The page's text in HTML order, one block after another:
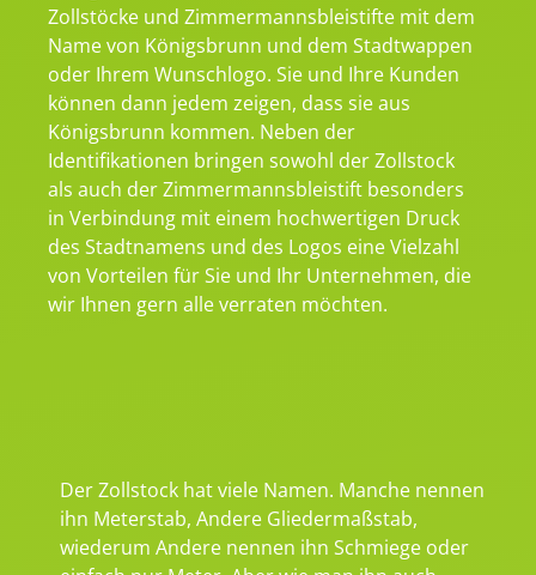
Zollstöcke und Zimmermannsbleistifte mit dem
Name von Königsbrunn und dem Stadtwappen
oder Ihrem Wunschlogo. Sie und Ihre Kunden
können dann jedem zeigen, dass sie aus
Königsbrunn kommen. Neben der
Identifikationen bringen sowohl der Zollstock
als auch der Zimmermannsbleistift besonders
in Verbindung mit einem hochwertigen Druck
des Stadtnamens und des Logos eine Vielzahl
von Vorteilen für Sie und Ihr Unternehmen, die
wir Ihnen gern alle verraten möchten.
Der Zollstock hat viele Namen. Manche nennen
ihn Meterstab, Andere Gliedermaßstab,
wiederum Andere nennen ihn Schmiege oder